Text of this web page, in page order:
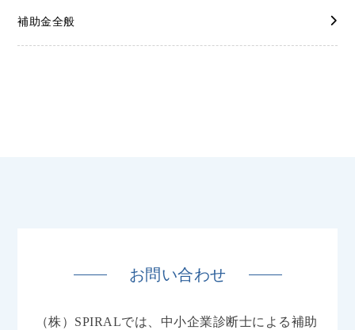
補助金全般
お問い合わせ
（株）SPIRALでは、中小企業診断士による補助